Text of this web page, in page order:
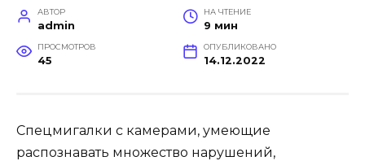
АВТОР
admin
НА ЧТЕНИЕ
9 мин
ПРОСМОТРОВ
45
ОПУБЛИКОВАНО
14.12.2022
Спецмигалки с камерами, умеющие
распознавать множество нарушений,